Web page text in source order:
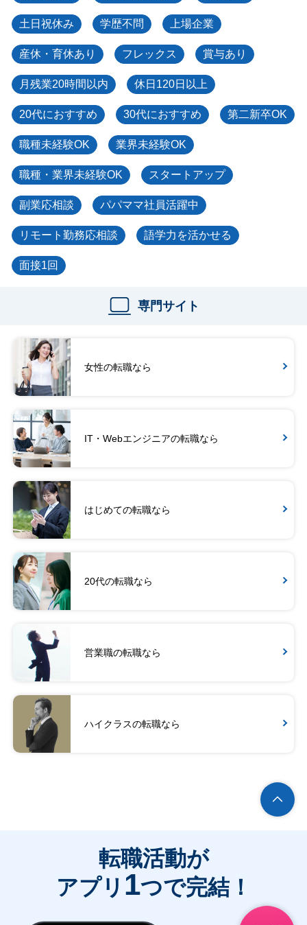
土日祝休み 学歴不問 上場企業
産休・育休あり フレックス 賞与あり
月残業20時間以内 休日120日以上
20代におすすめ 30代におすすめ 第二新卒OK
職種未経験OK 業界未経験OK
職種・業界未経験OK スタートアップ
副業応相談 パパママ社員活躍中
リモート勤務応相談 語学力を活かせる
面接1回
専門サイト
女性の転職なら
IT・Webエンジニアの転職なら
はじめての転職なら
20代の転職なら
営業職の転職なら
ハイクラスの転職なら
転職活動が
アプリ 1つで完結！